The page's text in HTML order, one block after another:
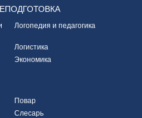
Логопедия и педагогика
Логистика
Экономика
Повар
Слесарь